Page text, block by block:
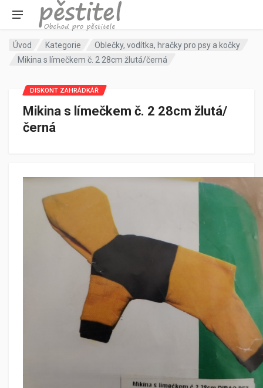
Úvod Kategorie
Oblečky, vodítka, hračky pro psy a kočky
Mikina s límečkem č. 2 28cm žlutá/černá
Mikina s límečkem č. 2 28cm žlutá/
černá
DISKONT ZAHRÁDKÁŘ